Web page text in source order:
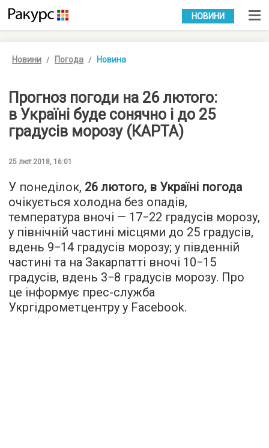
УКР РУС
НОВИНИ
Новини Погода Новина
Прогноз погоди на 26 лютого:
в Україні буде сонячно і до 25
градусів морозу (КАРТА)
25 лют 2018, 16:01
У понеділок, 26 лютого, в Україні погода
очікується холодна без опадів,
температура вночі — 17−22 градусів морозу,
у північній частині місцями до 25 градусів,
вдень 9−14 градусів морозу; у південній
частині та на Закарпатті вночі 10−15
градусів, вдень 3−8 градусів морозу. Про
це інформує прес-служба
Укргідрометцентру у Facebook.